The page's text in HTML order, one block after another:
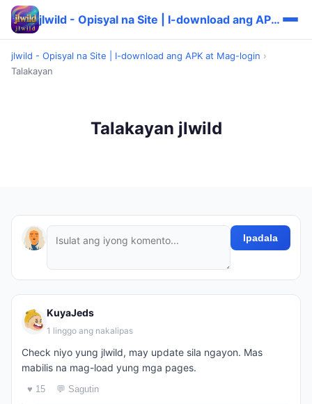
jlwild - Opisyal na Site | I-download ang APK at Mag-login
jlwild - Opisyal na Site | I-download ang APK at Mag-login ›
Talakayan
Talakayan jlwild
Ipadala
KuyaJeds
1 linggo ang nakalipas
Check niyo yung jlwild, may update sila ngayon. Mas
mabilis na mag-load yung mga pages.
♥ 15 💬 Sagutin